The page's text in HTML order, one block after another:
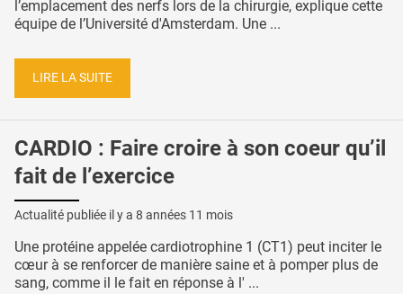
l’emplacement des nerfs lors de la chirurgie, explique cette
équipe de l’Université d'Amsterdam. Une ...
LIRE LA SUITE
CARDIO : Faire croire à son coeur qu’il
fait de l’exercice
Actualité publiée il y a 8 années 11 mois
Une protéine appelée cardiotrophine 1 (CT1) peut inciter le
cœur à se renforcer de manière saine et à pomper plus de
sang, comme il le fait en réponse à l' ...